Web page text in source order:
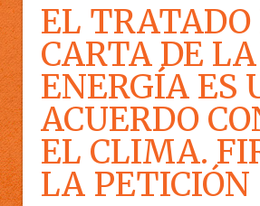
EL TRATADO
CARTA DE LA
ENERGÍA ES
ACUERDO
EL CLIMA.
LA PETICIÓN